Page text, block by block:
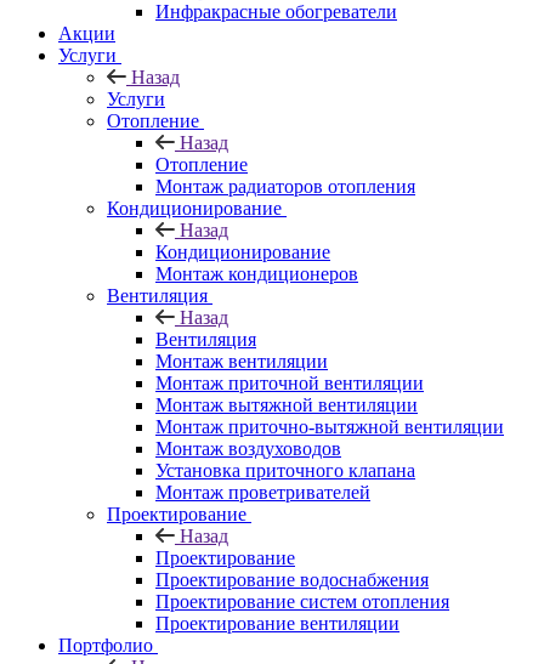
Инфракрасные обогреватели
Акции
Услуги
Назад
Услуги
Отопление
Назад
Отопление
Монтаж радиаторов отопления
Кондиционирование
Назад
Кондиционирование
Монтаж кондиционеров
Вентиляция
Назад
Вентиляция
Монтаж вентиляции
Монтаж приточной вентиляции
Монтаж вытяжной вентиляции
Монтаж приточно-вытяжной вентиляции
Монтаж воздуховодов
Установка приточного клапана
Монтаж проветривателей
Проектирование
Назад
Проектирование
Проектирование водоснабжения
Проектирование систем отопления
Проектирование вентиляции
Портфолио